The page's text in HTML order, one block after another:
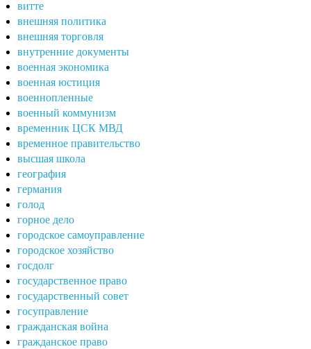
витте
внешняя политика
внешняя торговля
внутренние документы
военная экономика
военная юстиция
военнопленные
военный коммунизм
временник ЦСК МВД
временное правительство
высшая школа
география
германия
голод
горное дело
городское самоуправление
городское хозяйство
госдолг
государственное право
государственный совет
госуправление
гражданская война
гражданское право